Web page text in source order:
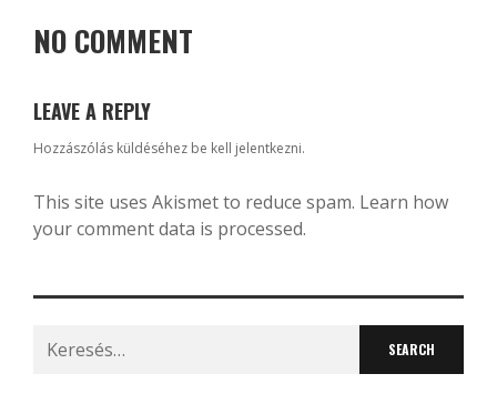
NO COMMENT
LEAVE A REPLY
Hozzászólás küldéséhez be kell jelentkezni.
This site uses Akismet to reduce spam. Learn how
your comment data is processed.
Search
for: